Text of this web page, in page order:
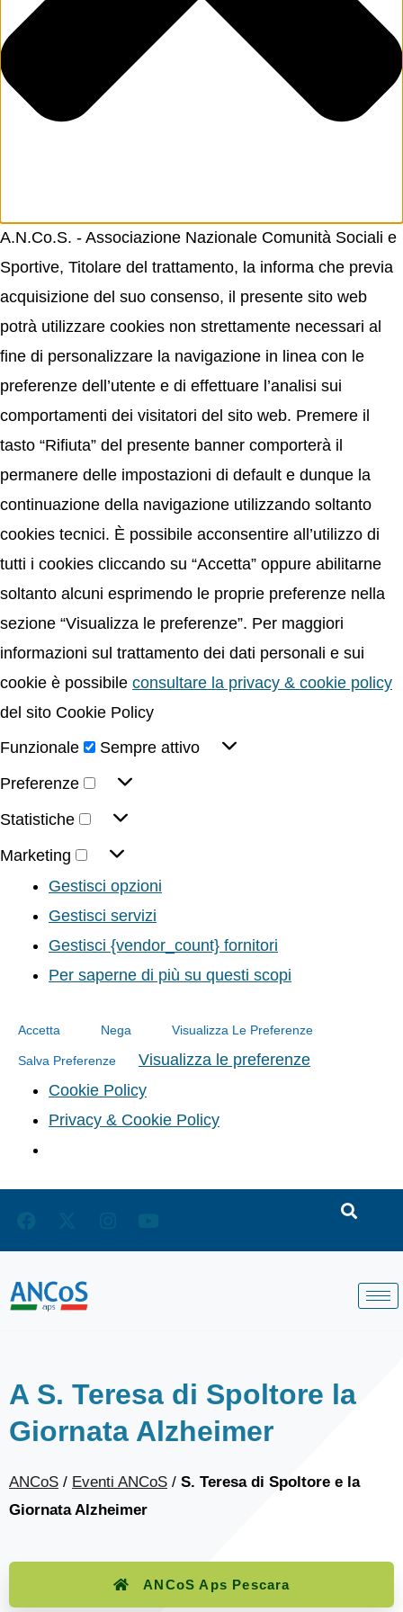
A.N.Co.S. - Associazione Nazionale Comunità Sociali e
Sportive, Titolare del trattamento, la informa che previa
acquisizione del suo consenso, il presente sito web
potrà utilizzare cookies non strettamente necessari al
fine di personalizzare la navigazione in linea con le
preferenze dell’utente e di effettuare l’analisi sui
comportamenti dei visitatori del sito web. Premere il
tasto “Rifiuta” del presente banner comporterà il
permanere delle impostazioni di default e dunque la
continuazione della navigazione utilizzando soltanto
cookies tecnici. È possibile acconsentire all’utilizzo di
tutti i cookies cliccando su “Accetta” oppure abilitarne
soltanto alcuni esprimendo le proprie preferenze nella
sezione “Visualizza le preferenze”. Per maggiori
informazioni sul trattamento dei dati personali e sui
cookie è possibile consultare la privacy & cookie policy
del sito Cookie Policy
Funzionale
Sempre attivo
Preferenze
Statistiche
Marketing
Gestisci opzioni
Gestisci servizi
Gestisci {vendor_count} fornitori
Per saperne di più su questi scopi
Accetta Nega Visualizza Le Preferenze
Salva Preferenze
Visualizza le preferenze
Cookie Policy
Privacy & Cookie Policy
A S. Teresa di Spoltore la
Giornata Alzheimer
ANCoS / Eventi ANCoS / S. Teresa di Spoltore e la
Giornata Alzheimer
ANCoS Aps Pescara